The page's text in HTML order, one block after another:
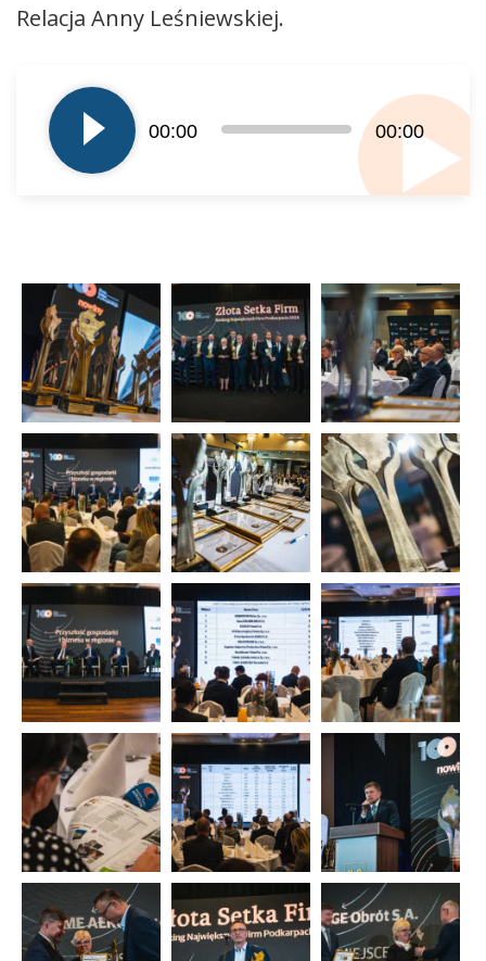
Relacja Anny Leśniewskiej.
plików
dźwiękowych
00:00 00:00